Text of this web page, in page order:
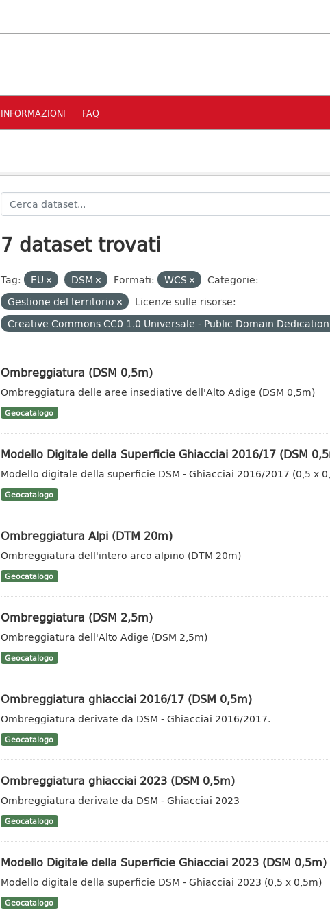
INFORMAZIONI FAQ
7 dataset trovati
Tag: EU DSM Formati: WCS
Categorie:
Gestione del territorio
Licenze sulle risorse:
Creative Commons CC0 1.0 Universale - Public Domain
Ombreggiatura (DSM 0,5m)
Ombreggiatura delle aree insediative dell'Alto Adige (DSM 0,5m)
Geocatalogo
Modello Digitale della Superficie Ghiacciai 2016/17 (DSM
Modello digitale della superficie DSM - Ghiacciai 2016/2017 (0,5 x
Geocatalogo
Ombreggiatura Alpi (DTM 20m)
Ombreggiatura dell'intero arco alpino (DTM 20m)
Geocatalogo
Ombreggiatura (DSM 2,5m)
Ombreggiatura dell'Alto Adige (DSM 2,5m)
Geocatalogo
Ombreggiatura ghiacciai 2016/17 (DSM 0,5m)
Ombreggiatura derivate da DSM - Ghiacciai 2016/2017.
Geocatalogo
Ombreggiatura ghiacciai 2023 (DSM 0,5m)
Ombreggiatura derivate da DSM - Ghiacciai 2023
Geocatalogo
Modello Digitale della Superficie Ghiacciai 2023 (DSM 0,5m)
Modello digitale della superficie DSM - Ghiacciai 2023 (0,5 x 0,5m)
Geocatalogo